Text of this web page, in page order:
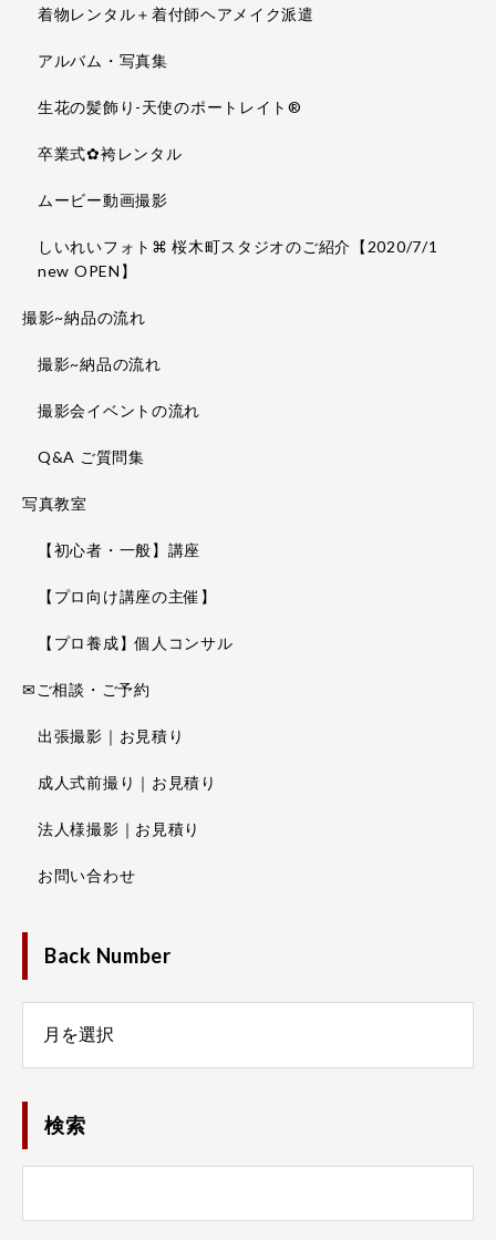
着物レンタル＋着付師ヘアメイク派遣
アルバム・写真集
生花の髪飾り-天使のポートレイト®
卒業式✿袴レンタル
ムービー動画撮影
しいれいフォト⌘ 桜木町スタジオのご紹介【2020/7/1
new OPEN】
撮影~納品の流れ
撮影~納品の流れ
撮影会イベントの流れ
Q&A ご質問集
写真教室
【初心者・一般】講座
【プロ向け講座の主催】
【プロ養成】個人コンサル
✉ご相談・ご予約
出張撮影｜お見積り
成人式前撮り｜お見積り
法人様撮影｜お見積り
お問い合わせ
Back Number
検索